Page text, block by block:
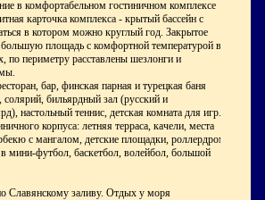
в комфортабельном гостиничном комплексе
карточка комплекса - крытый бассейн с
в котором можно круглый год. Закрытое
большую площадь с комфортной температурой в
по периметру расставлены шезлонги и
бар, финская парная и турецкая баня
бильярдный зал (русский и
настольный теннис, детская комната для игр.
корпуса: летняя терраса, качели, места
с мангалом, детские площадки, роллердром,
мини-футбол, баскетбол, волейбол, большой
Славянскому заливу. Отдых у моря